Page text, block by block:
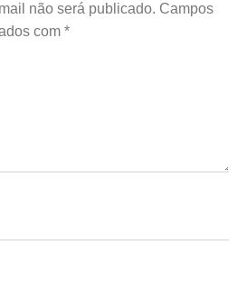
não será publicado. Campos
com *